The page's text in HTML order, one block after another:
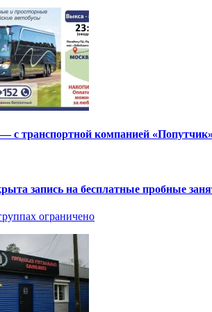
с транспортной компанией «Попутчик»
запись на бесплатные пробные
ограничено